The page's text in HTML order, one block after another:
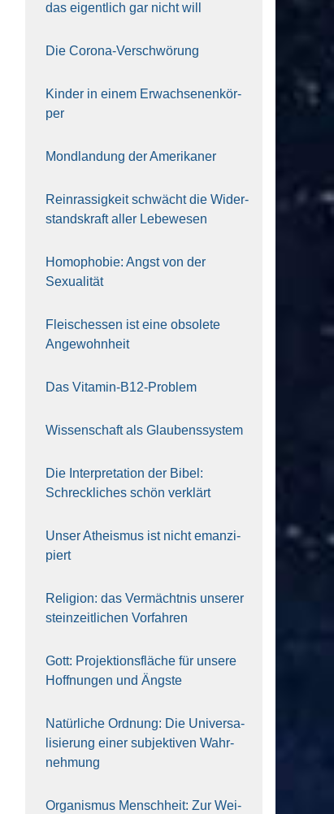
das eigent­lich gar nicht will
Die Coro­na-Ver­schwö­rung
Kin­der in einem Erwach­se­nen­kör­
per
Mond­lan­dung der Ame­ri­ka­ner
Rein­ras­sig­keit schwächt die Wider­
stands­kraft aller Lebe­we­sen
Homo­pho­bie: Angst von der
Sexua­li­tät
Fleisch­essen ist eine obso­le­te
An‍ge‍wohn‍heit
Das Vit­amin-B12-Pro­blem
Wis­sen­schaft als Glau­bens­sys­tem
Die Inter­pre­ta­ti­on der Bibel:
Schreck­li­ches schön ver­klärt
Unser Athe­is­mus ist nicht eman­zi­
piert
Reli­gi­on: das Ver­mächt­nis unse­rer
stein­zeit­li­chen Vor­fah­ren
Gott: Pro­jek­ti­ons­flä­che für unse­re
Hoff­nun­gen und Ängs­te
Natür­li­che Ord­nung: Die Uni­ver­sa­
li­sie­rung einer sub­jek­ti­ven Wahr­
neh­mung
Orga­nis­mus Mensch­heit: Zur Wei­